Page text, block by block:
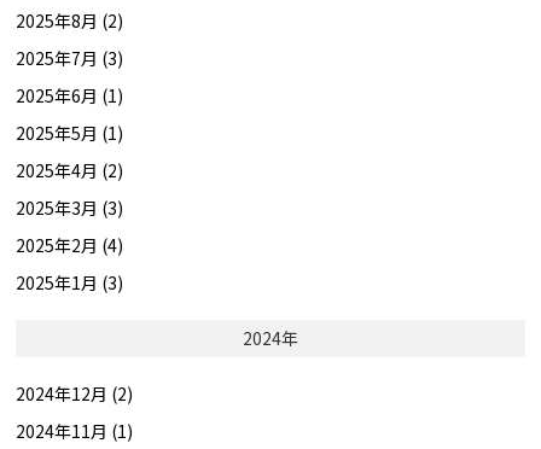
2025年8月 (2)
2025年7月 (3)
2025年6月 (1)
2025年5月 (1)
2025年4月 (2)
2025年3月 (3)
2025年2月 (4)
2025年1月 (3)
2024年
2024年12月 (2)
2024年11月 (1)